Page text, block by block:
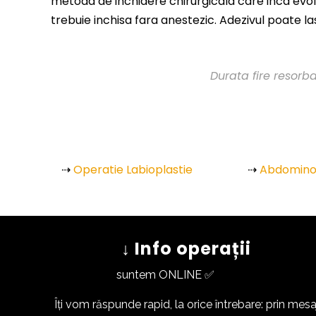
trebuie inchisa fara anestezic. Adezivul poate
Durata fire
⇢Operatie Labioplastie ⇢
↓ Info operații
suntem ONLINE ✅
Îți vom răspunde rapid, la orice întrebare: prin